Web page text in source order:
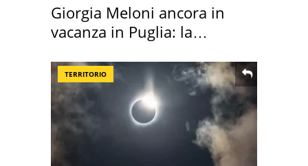
Giorgia Meloni ancora in
vacanza in Puglia: la
TERRITORIO